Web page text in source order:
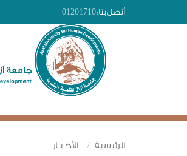
أتصل بنا:01201710
الرئيسية الأخـبـار